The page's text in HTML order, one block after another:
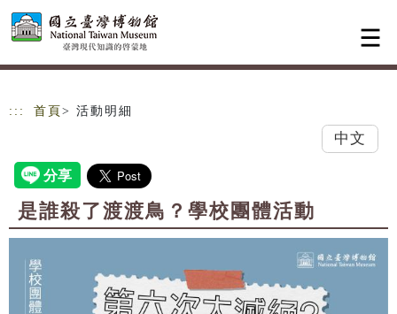
跳到主要內容
網站導覽
::: 首頁 > 活動明細
中文
是誰殺了渡渡鳥？學校團體活動